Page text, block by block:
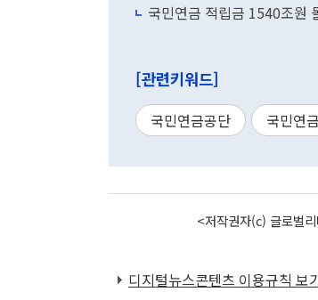
국민연금 적립금 1540조원
[관련키워드]
국민연금공단 국민연금
<저작권자(c) 글로벌
디지털뉴스콘텐츠 이용규칙 보